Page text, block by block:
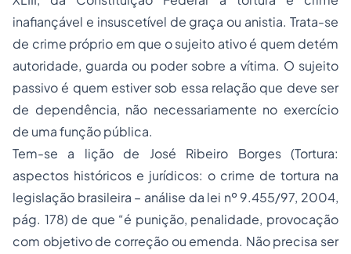
inafiançável e insuscetível de graça ou anistia. Trata-se
de crime próprio em que o sujeito ativo é quem detém
autoridade, guarda ou poder sobre a vítima. O sujeito
passivo é quem estiver sob essa relação que deve ser
de dependência, não necessariamente no exercício
de uma função pública.
Tem-se a lição de José Ribeiro Borges (Tortura:
aspectos históricos e jurídicos: o crime de tortura na
legislação brasileira – análise da lei nº 9.455/97, 2004,
pág. 178) de que “é punição, penalidade, provocação
com objetivo de correção ou emenda. Não precisa ser